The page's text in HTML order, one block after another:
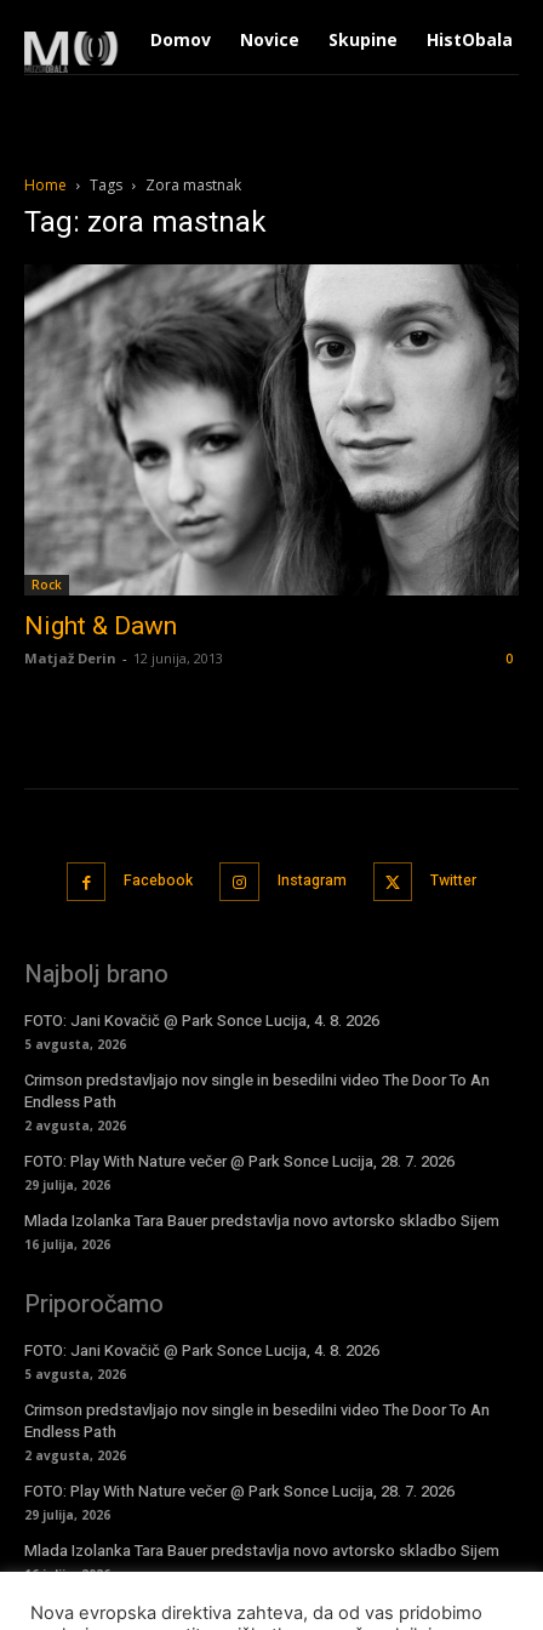
Domov Novice Skupine HistObala
Home Tags Zora mastnak
Tag: zora mastnak
Rock
Night & Dawn
Matjaž Derin - 12 junija, 2013 0
Facebook Instagram Twitter
Najbolj brano
FOTO: Jani Kovačič @ Park Sonce Lucija, 4. 8. 2026
5 avgusta, 2026
Crimson predstavljajo nov single in besedilni video The Door To An
Endless Path
2 avgusta, 2026
FOTO: Play With Nature večer @ Park Sonce Lucija, 28. 7. 2026
29 julija, 2026
Mlada Izolanka Tara Bauer predstavlja novo avtorsko skladbo Sijem
16 julija, 2026
Priporočamo
FOTO: Jani Kovačič @ Park Sonce Lucija, 4. 8. 2026
5 avgusta, 2026
Crimson predstavljajo nov single in besedilni video The Door To An
Endless Path
2 avgusta, 2026
FOTO: Play With Nature večer @ Park Sonce Lucija, 28. 7. 2026
29 julija, 2026
Mlada Izolanka Tara Bauer predstavlja novo avtorsko skladbo Sijem
16 julija, 2026
Nova evropska direktiva zahteva, da od vas pridobimo